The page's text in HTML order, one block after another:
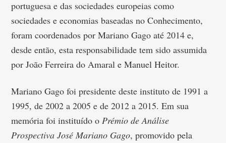
portuguesa e das sociedades europeias como
sociedades e economias baseadas no Conhecimento,
foram coordenados por Mariano Gago até 2014 e,
desde então, esta responsabilidade tem sido assumida
por João Ferreira do Amaral e Manuel Heitor.
Mariano Gago foi presidente deste instituto de 1991 a
1995, de 2002 a 2005 e de 2012 a 2015. Em sua
memória foi instituído oPrémio de Análise
Prospectiva José Mariano Gago, promovido pela